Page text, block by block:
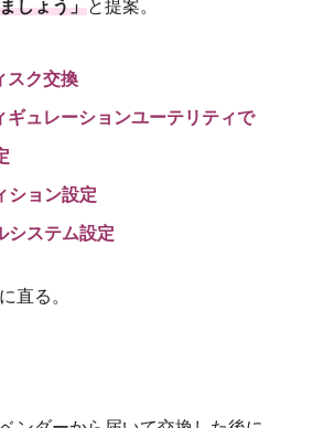
しょう」と提案。
スク交換
ギュレーションユーテリティで
ション設定
システム設定
直る。